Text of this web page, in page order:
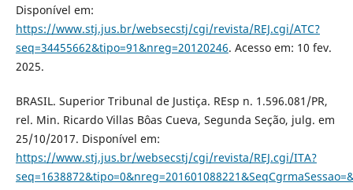
Disponível em:
https://www.stj.jus.br/websecstj/cgi/revista/REJ.cgi/ATC?
seq=34455662&tipo=91&nreg=20120246. Acesso em: 10 fev.
2025.
BRASIL. Superior Tribunal de Justiça. REsp n. 1.596.081/PR,
rel. Min. Ricardo Villas Bôas Cueva, Segunda Seção, julg. em
25/10/2017. Disponível em:
https://www.stj.jus.br/websecstj/cgi/revista/REJ.cgi/ITA?